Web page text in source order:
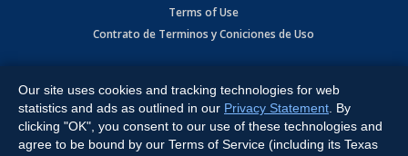
Terms of Use
Contrato de Terminos y Coniciones de Uso
Expressway, Weslaco, TX 78596.
All Rights Reserved. Powered by:Ruby Shore Software
Our site uses cookies and tracking technologies for web
statistics and ads as outlined in our Privacy Statement . By
clicking "OK", you consent to our use of these technologies and
agree to be bound by our Terms of Service (including its Texas